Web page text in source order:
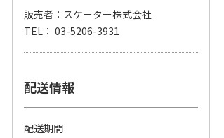
販売者：スケーター株式会社
TEL： 03-5206-3931
配送情報
配送期間